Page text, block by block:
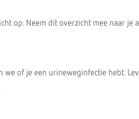
op. Neem dit overzicht mee naar je
we of je een urineweginfectie hebt.